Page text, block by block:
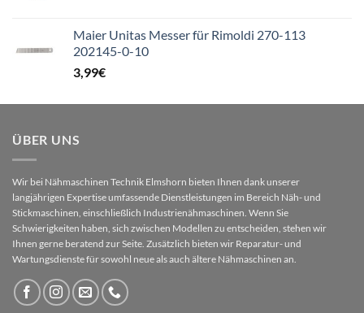
Maier Unitas Messer für Rimoldi 270-113
202145-0-10
3,99€
ÜBER UNS
Wir bei Nähmaschinen Technik Elmshorn bieten Ihnen dank unserer
langjährigen Expertise umfassende Dienstleistungen im Bereich Näh- und
Stickmaschinen, einschließlich Industrienähmaschinen. Wenn Sie
Schwierigkeiten haben, sich zwischen Modellen zu entscheiden, stehen wir
Ihnen gerne beratend zur Seite. Zusätzlich bieten wir Reparatur- und
Wartungsdienste für sowohl neue als auch ältere Nähmaschinen an.